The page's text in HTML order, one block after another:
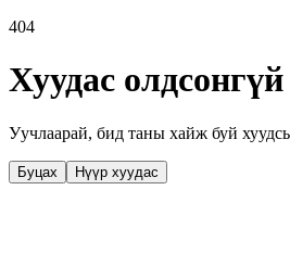
404
Хуудас олдсонгүй
Уучлаарай, бид таны хайж буй
Буцах Нүүр хуудас